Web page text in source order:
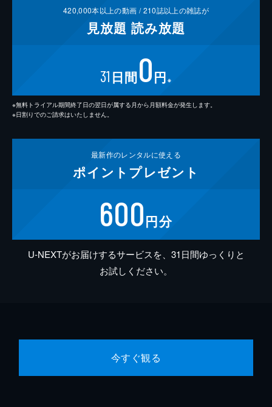
420,000本以上の動画 /210誌以上の雑誌が
見放題 読み放題
31 日間0円 ※
※無料トライアル期間終了日の翌日が属する月から月額料金が発生します。
※日割りでのご請求はいたしません。
最新作のレンタルに使える
ポイント プレゼント
600円分
U-NEXTがお届けするサービスを、31日間ゆっくりと
お試しください。
今すぐ観る